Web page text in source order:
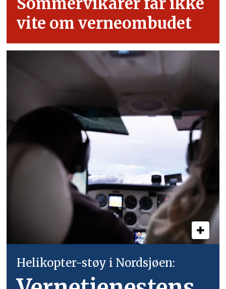
vite om verneombudet
Helikopter-støy i Nordsjøen: